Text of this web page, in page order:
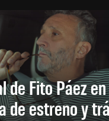
de Fito Páez
de estreno y